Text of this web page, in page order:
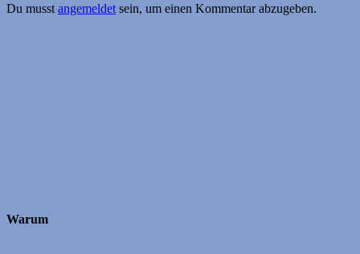
Du musst angemeldet sein, um einen Kommentar abzugeben.
Warum